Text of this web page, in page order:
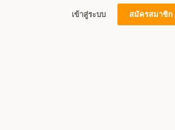
เข้าสู่ระบบ สมัครสมาชิก